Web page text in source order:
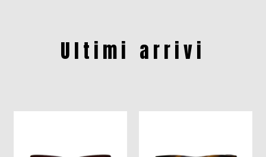
Ultimi arrivi